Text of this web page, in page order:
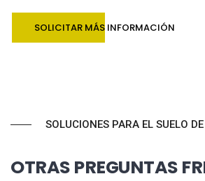
SOLICITAR MÁS INFORMACIÓN
SOLUCIONES PARA EL SUELO
OTRAS PREGUNTAS